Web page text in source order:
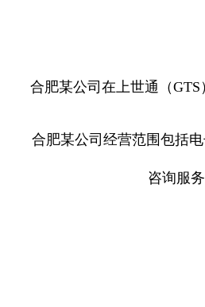
合肥某公司在上世通（
合肥某公司经营范围包括
咨询服